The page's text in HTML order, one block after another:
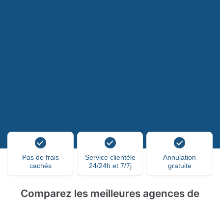
Pas de frais
cachés
Service clientèle
24/24h et 7/7j
Annulation
gratuite
Comparez les meilleures agences de